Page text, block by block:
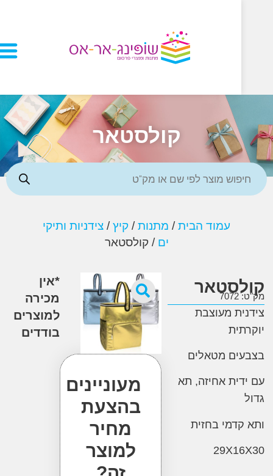
קולסטאר
עמוד הבית/מתנות /קיץ/צידניות ותיקי
/ קולסטאר
מעוצבת
מטאלים
אחיזה, תא
בחזית
מעוניינים
בהצעת
מחיר
למוצר
מכירה
למוצרים
בודדים